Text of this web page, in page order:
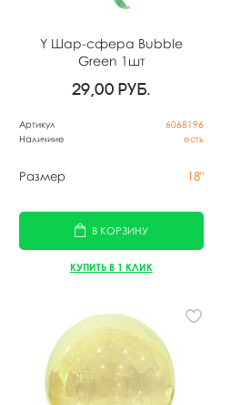
Y Шар-сфера Bubble
Green 1шт
29,00 руб.
Артикул
6068196
Наличиие
есть
Размер 18"
В КОРЗИНУ
КУПИТЬ В 1 КЛИК